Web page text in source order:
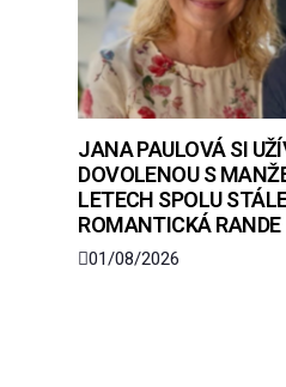
JANA PAULOVÁ SI
DOVOLENOU S
LETECH SPOLU
ROMANTICKÁ RANDE
01/08/2026